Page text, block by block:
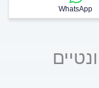
WhatsApp